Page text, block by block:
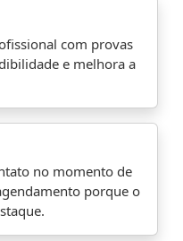
com provas
e melhora a
no momento de
porque o